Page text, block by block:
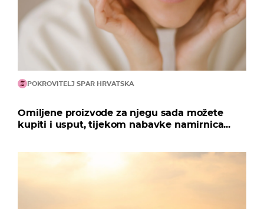
POKROVITELJ SPAR HRVATSKA
Omiljene proizvode za njegu sada možete
kupiti i usput, tijekom nabavke namirnica...